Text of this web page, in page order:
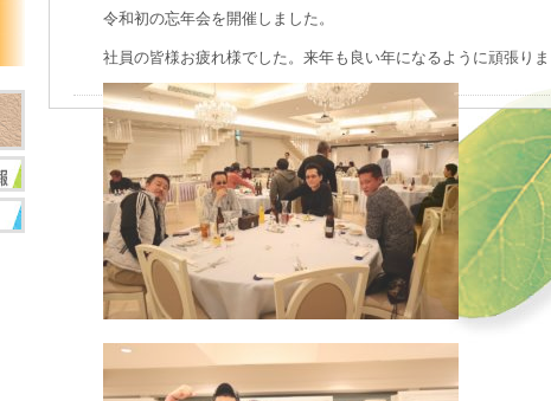
令和初の忘年会を開催しました。
社員の皆様お疲れ様でした。来年も良い年になるように頑張り